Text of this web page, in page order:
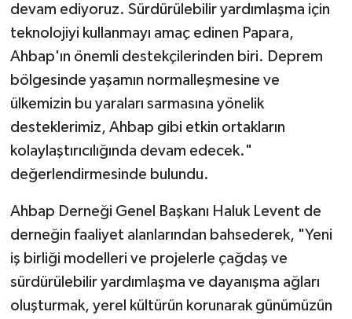
devam ediyoruz. Sürdürülebilir yardımlaşma için
teknolojiyi kullanmayı amaç edinen Papara,
Ahbap'ın önemli destekçilerinden biri. Deprem
bölgesinde yaşamın normalleşmesine ve
ülkemizin bu yaraları sarmasına yönelik
desteklerimiz, Ahbap gibi etkin ortakların
kolaylaştırıcılığında devam edecek."
değerlendirmesinde bulundu.
Ahbap Derneği Genel Başkanı Haluk Levent de
derneğin faaliyet alanlarından bahsederek, "Yeni
iş birliği modelleri ve projelerle çağdaş ve
sürdürülebilir yardımlaşma ve dayanışma ağları
oluşturmak, yerel kültürün korunarak günümüzün